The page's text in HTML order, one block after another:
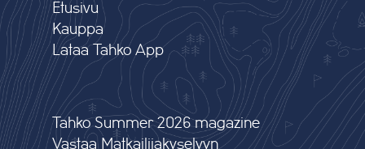
Etusivu
Kauppa
Lataa Tahko App
Tahko Summer 2026 magazine
Vastaa Matkailijakyselyyn